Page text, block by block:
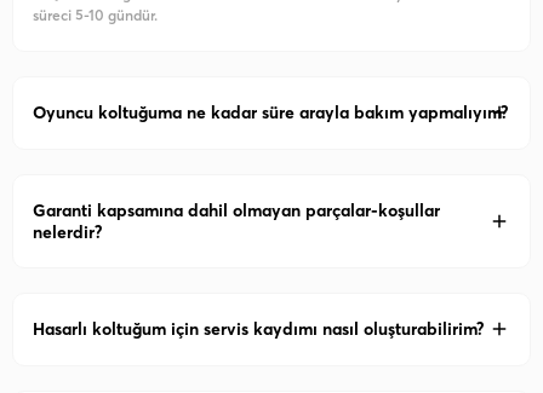
süreci 5-10 gündür.
Oyuncu koltuğuma ne kadar süre arayla bakım yapmalıyım?
Garanti kapsamına dahil olmayan parçalar-koşullar
nelerdir?
Hasarlı koltuğum için servis kaydımı nasıl oluşturabilirim?